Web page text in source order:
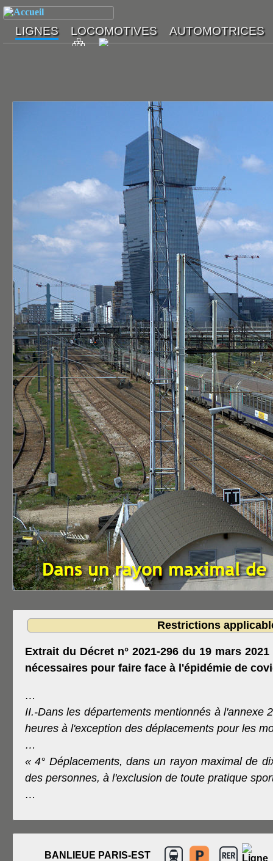
Restrictions
Extrait du Décret n° 2021-296 du 19 mars
nécessaires pour faire face à l'épidémie de
…
II.-Dans les départements mentionnés à l'annexe
heures à l'exception des déplacements pour les
…
« 4° Déplacements, dans un rayon maximal de
des personnes, à l'exclusion de toute pratique
…
BANLIEUE PARIS-EST